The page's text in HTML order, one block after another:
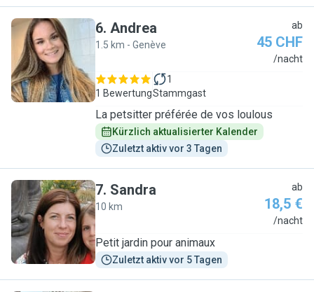
A
6. Andrea
1.5 km - Genève
ab
45 CHF
/nacht
1 Bewertung
1
Stammgast
La petsitter préférée de vos loulous
Kürzlich aktualisierter Kalender
Zuletzt aktiv vor 3 Tagen
S
7. Sandra
10 km
ab
18,5 €
/nacht
Petit jardin pour animaux
Zuletzt aktiv vor 5 Tagen